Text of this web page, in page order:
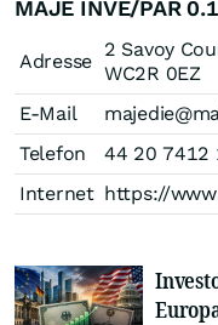
MAJE INVE/PAR
Adresse
2 Savoy
WC2R 0EZ
E-Mail
Telefon
44 20 7412
Internet https://